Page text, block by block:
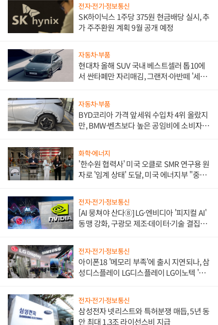
전자·전기·정보통신
SK하이닉스 1주당 375원 현금배당 실시, 추
가 주주환원 계획 9월 공개 예정
자동차·부품
현대차 올해 SUV 국내 베스트셀러 톱10에
서 싼타페만 자리매김, 그랜저·아반떼 '세단
자동차·부품
BYD코리아 가격 앞세워 수입차 4위 올랐지
만, BMW·벤츠보다 높은 공임비에 소비자
화학·에너지
'한수원 협력사' 미국 오클로 SMR 연구용 원
자로 '임계 상태' 도달, 미국 에너지부 "중요
전자·전기·정보통신
[AI 뭉쳐야 산다⑧] LG·엔비디아 '피지컬 AI'
동맹 강화, 구광모 제조·데이터·기술 결집
전자·전기·정보통신
아이폰18 '메모리 부족'에 출시 지연되나, 삼
성디스플레이 LG디스플레이 LG이노텍 '탈
전자·전기·정보통신
삼성전자 넷리스트와 특허분쟁 매듭, 5년 동
안 최대 1.3조 라이선스비 지급